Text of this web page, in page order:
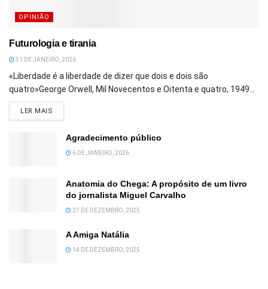
OPINIÃO
Futurologia e tirania
31 DE JANEIRO, 2026
«Liberdade é a liberdade de dizer que dois e dois são
quatro»George Orwell, Mil Novecentos e Oitenta e quatro, 1949...
LER MAIS
Agradecimento público
6 DE JANEIRO, 2026
Anatomia do Chega: A propósito de um livro
do jornalista Miguel Carvalho
27 DE DEZEMBRO, 2025
A Amiga Natália
14 DE DEZEMBRO, 2025